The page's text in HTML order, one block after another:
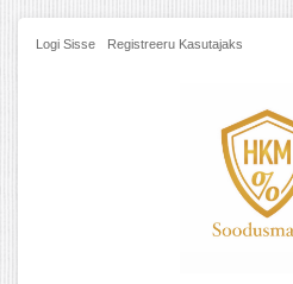
Logi Sisse Registreeru Kasutajaks